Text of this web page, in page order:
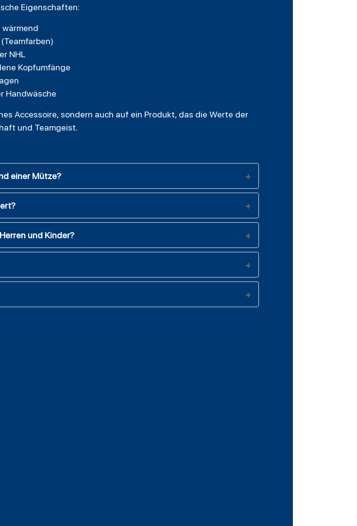
Eigenschaften:
NHL
Kopfumfänge
Handwäsche
Accessoire, sondern auch auf ein Produkt, das die Werte der
und Teamgeist.
einer Mütze?
und Kinder?